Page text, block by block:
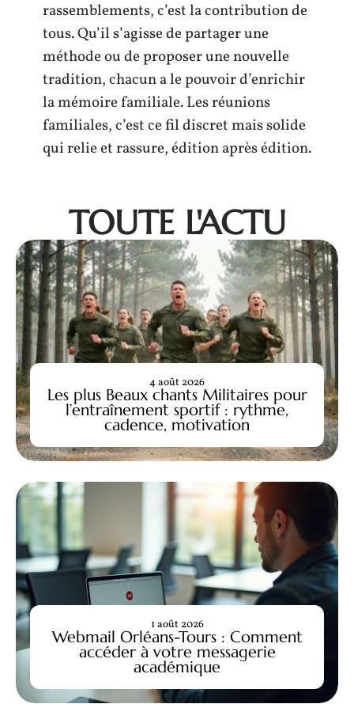
rassemblements, c’est la contribution de
tous. Qu’il s’agisse de partager une
méthode ou de proposer une nouvelle
tradition, chacun a le pouvoir d’enrichir
la mémoire familiale. Les réunions
familiales, c’est ce fil discret mais solide
qui relie et rassure, édition après édition.
TOUTE L'ACTU
Les plus Beaux chants Militaires pour
l’entraînement sportif : rythme,
cadence, motivation
4 août 2026
Webmail Orléans-Tours : Comment
accéder à votre messagerie
académique
1 août 2026